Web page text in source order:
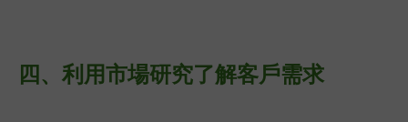
四、利用市場研究了解客戶需求